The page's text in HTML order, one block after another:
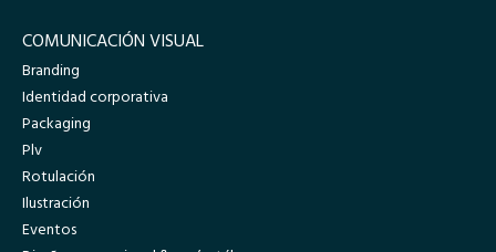
COMUNICACIÓN VISUAL
Branding
Identidad corporativa
Packaging
Plv
Rotulación
Ilustración
Eventos